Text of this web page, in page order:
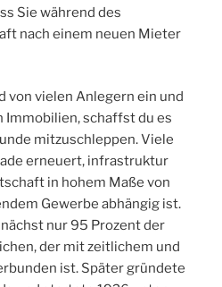
Sie während des
nach einem neuen Mieter
von vielen Anlegern ein und
schaffst du es
mitzuschleppen. Viele
erneuert, infrastruktur
in hohem Maße von
Gewerbe abhängig ist.
nur 95 Prozent der
der mit zeitlichem und
ist. Später gründete